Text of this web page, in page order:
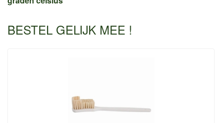
BESTEL GELIJK MEE !